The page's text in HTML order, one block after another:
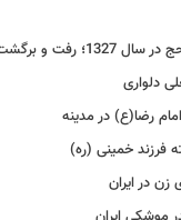
با 2950 تومان
دلواری
رضا(ع) در مدینه
فرزند خمینی (ره)
در ایران